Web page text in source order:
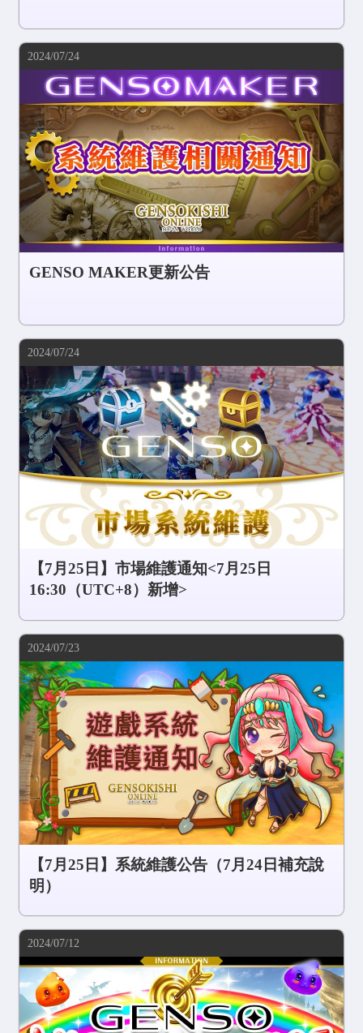
2024/07/24
GENSO MAKER更新公告
2024/07/24
【7月25日】市場維護通知<7月25日
16:30（UTC+8）新增>
2024/07/23
【7月25日】系統維護公告（7月24日補充說
明）
2024/07/12